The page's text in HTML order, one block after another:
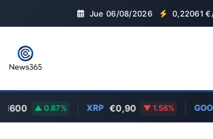
Jue 06/08/2026 0,22061
0.87% XRP €0,90 1.56% GOOGL